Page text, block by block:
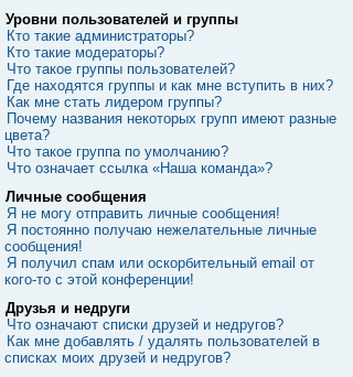
Уровни пользователей и группы
Кто такие администраторы?
Кто такие модераторы?
Что такое группы пользователей?
Где находятся группы и как мне вступить в них?
Как мне стать лидером группы?
Почему названия некоторых групп имеют разные
цвета?
Что такое группа по умолчанию?
Что означает ссылка «Наша команда»?
Личные сообщения
Я не могу отправить личные сообщения!
Я постоянно получаю нежелательные личные
сообщения!
Я получил спам или оскорбительный email от
кого-то с этой конференции!
Друзья и недруги
Что означают списки друзей и недругов?
Как мне добавлять / удалять пользователей в
списках моих друзей и недругов?